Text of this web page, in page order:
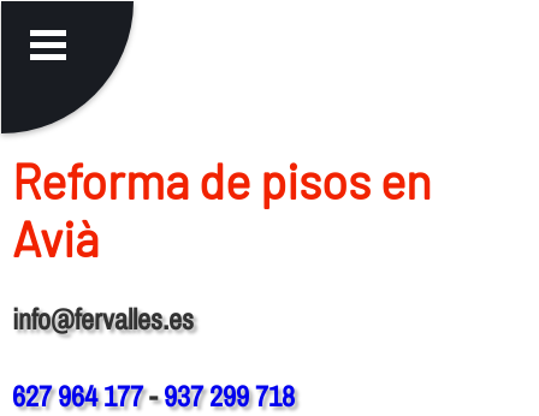
Reforma de pisos en
Avià
info@fervalles.es
627 964 177-937 299 718